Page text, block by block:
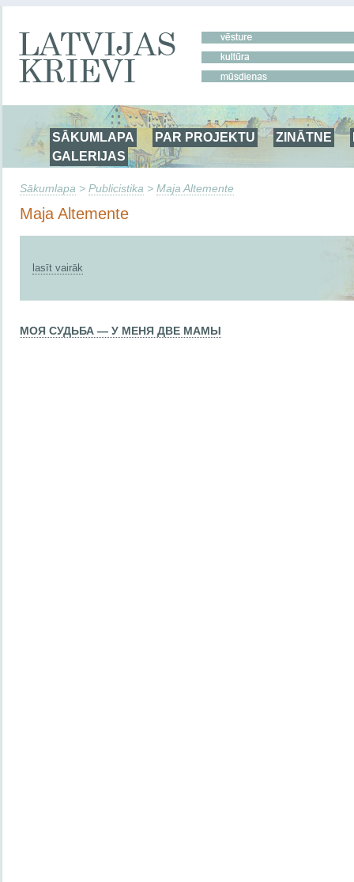
SĀKUMLAPA PAR PROJEKTU ZINĀTNE
GALERIJAS
Sākumlapa > Publicistika > Maja Altemente
Maja Altemente
lasīt vairāk
МОЯ СУДЬБА — У МЕНЯ ДВЕ МАМЫ